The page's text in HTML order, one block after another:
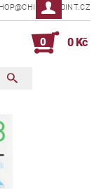
0 0 Kč